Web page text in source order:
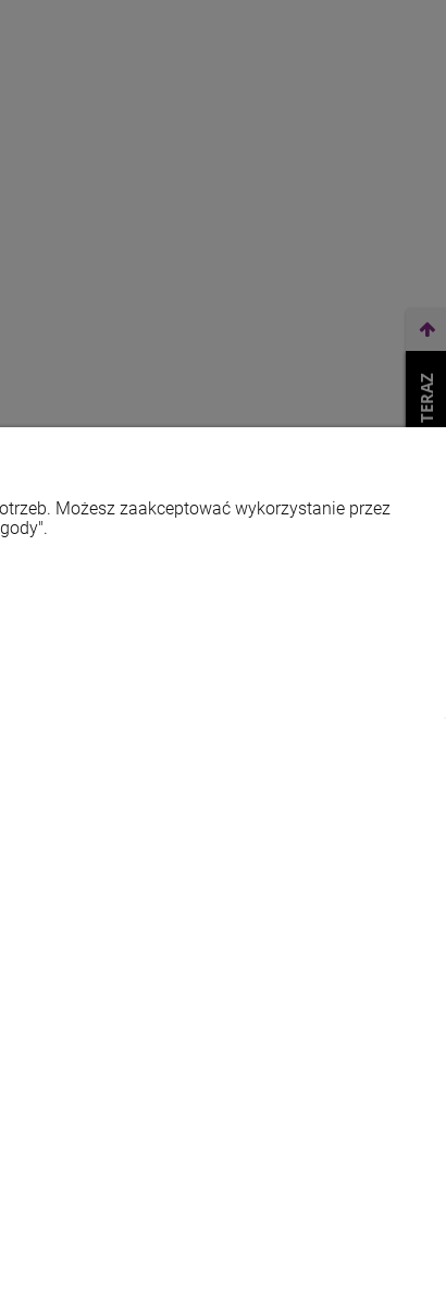
WEŹ LEASING TERAZ
Możesz zaakceptować wykorzystanie przez